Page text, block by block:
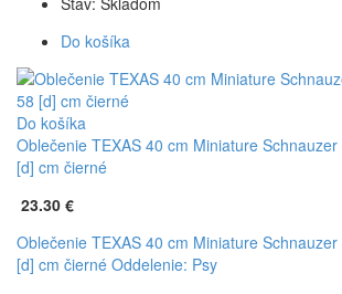
Do košíka
Do košíka
Oblečenie TEXAS 40 cm Miniature
[d] cm čierné
23.30 €
Oblečenie TEXAS 40 cm Miniature
[d] cm čierné Oddelenie: Psy